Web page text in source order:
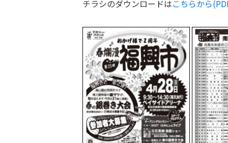
チラシのダウンロードはこちらから